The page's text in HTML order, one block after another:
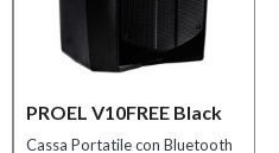
PROEL V10FREE Black
Cassa Portatile con Bluetooth